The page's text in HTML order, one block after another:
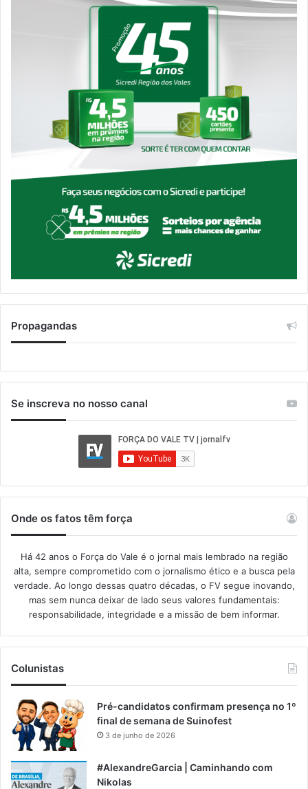
Propagandas
Se inscreva no nosso canal
Onde os fatos têm força
Há 42 anos o Força do Vale é o jornal mais lembrado na região
alta, sempre comprometido com o jornalismo ético e a busca pela
verdade. Ao longo dessas quatro décadas, o FV segue inovando,
mas sem nunca deixar de lado seus valores fundamentais:
responsabilidade, integridade e a missão de bem informar.​
Colunistas
Pré-candidatos confirmam presença no 1º
final de semana de Suinofest
3 de junho de 2026
#AlexandreGarcia | Caminhando com
Nikolas